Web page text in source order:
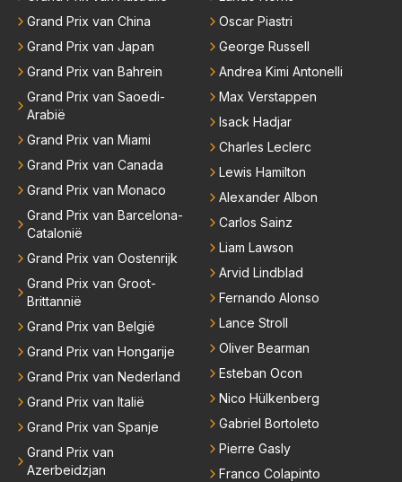
e lege plaatsen op gaan vullen hebben ook al jaren
binnen RB gewerkt en zijn voor Max geen vreemde
bben. Toen hij zijn eerste titel in Abu Dhabi won in 2
021 zei hij al direct dat hij had bereikt wat hij altijd al g
raag wilde. Max was tevreden, de rest is bonus. Iets
dergelijks heb ik bijvoorbeeld Lando Norris nog niet
horen zeggen. Eigenlijk nog geen enkele andere cou
reur...
Grand Prix van China
Grand Prix van Japan
Grand Prix van Bahrein
Grand Prix van Saoedi-
Arabië
Grand Prix van Miami
Grand Prix van Canada
Grand Prix van Monaco
Grand Prix van Barcelona-
Catalonië
Grand Prix van Oostenrijk
Grand Prix van Groot-
Brittannië
Grand Prix van België
Grand Prix van Hongarije
Grand Prix van Nederland
Grand Prix van Italië
Grand Prix van Spanje
Grand Prix van
Azerbeidzjan
Oscar Piastri
George Russell
Andrea Kimi Antonelli
Max Verstappen
Isack Hadjar
Charles Leclerc
Lewis Hamilton
Alexander Albon
Carlos Sainz
Liam Lawson
Arvid Lindblad
Fernando Alonso
Lance Stroll
Oliver Bearman
Esteban Ocon
Nico Hülkenberg
Gabriel Bortoleto
Pierre Gasly
Franco Colapinto